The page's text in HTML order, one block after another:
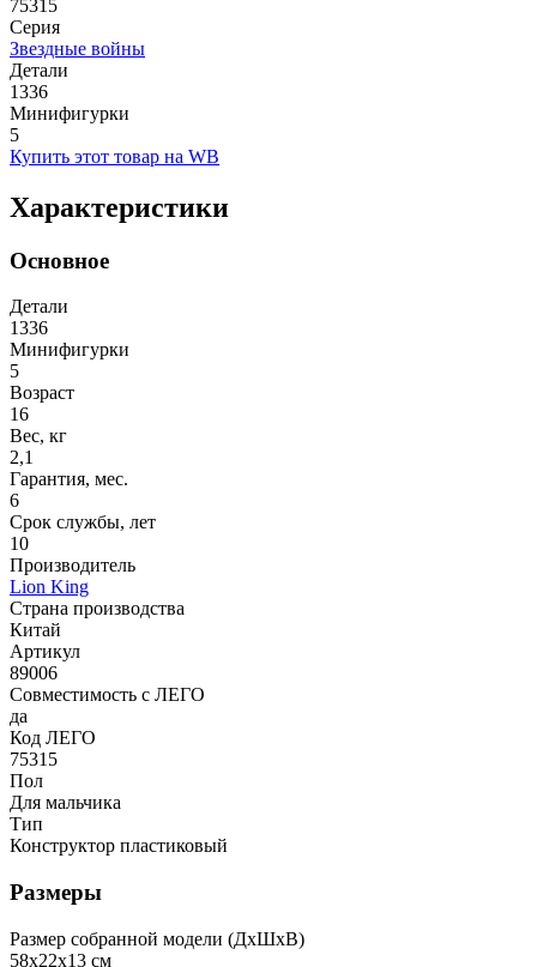
75315
Серия
Звездные войны
Детали
1336
Минифигурки
5
Купить этот товар на WB
Характеристики
Основное
Детали
1336
Минифигурки
5
Возраст
16
Вес, кг
2,1
Гарантия, мес.
6
Срок службы, лет
10
Производитель
Lion King
Страна производства
Китай
Артикул
89006
Совместимость с ЛЕГО
да
Код ЛЕГО
75315
Пол
Для мальчика
Тип
Конструктор пластиковый
Размеры
Размер собранной модели (ДxШxВ)
58x22x13 см